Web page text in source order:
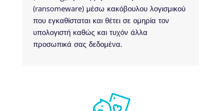
(ransomeware) μέσω κακόβουλου λογισμικού
που εγκαθίσταται και θέτει σε ομηρία τον
υπολογιστή καθώς και τυχόν άλλα
προσωπικά σας δεδομένα.